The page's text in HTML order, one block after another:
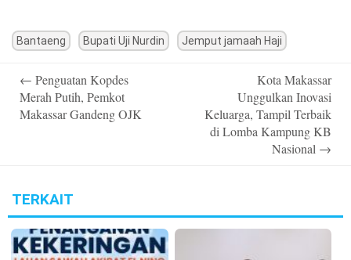
Bantaeng Bupati Uji Nurdin Jemput jamaah Haji
navigation
← Penguatan Kopdes
Merah Putih, Pemkot
Makassar Gandeng OJK
Kota Makassar
Unggulkan Inovasi
Keluarga, Tampil Terbaik
di Lomba Kampung KB
Nasional →
TERKAIT